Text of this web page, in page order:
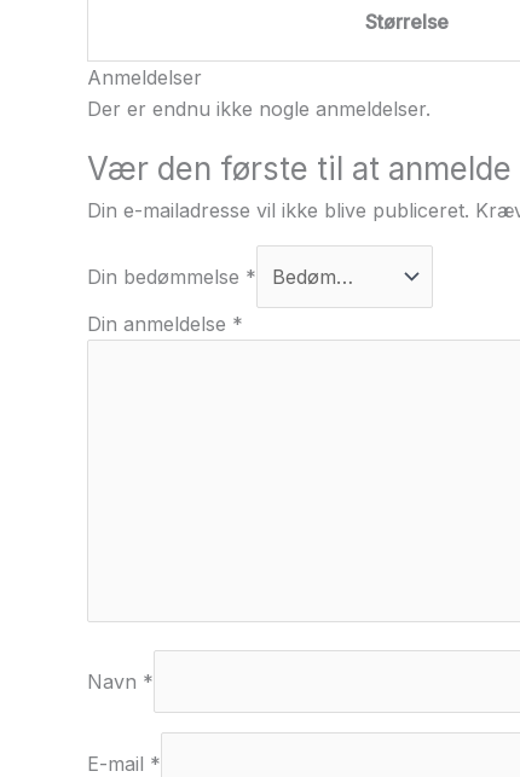
Størrelse
Anmeldelser
Der er endnu ikke nogle anmeldelser.
Vær den første til at
Din e-mailadresse vil ikke blive publiceret.
Din bedømmelse *
Din anmeldelse *
Navn *
E-mail *